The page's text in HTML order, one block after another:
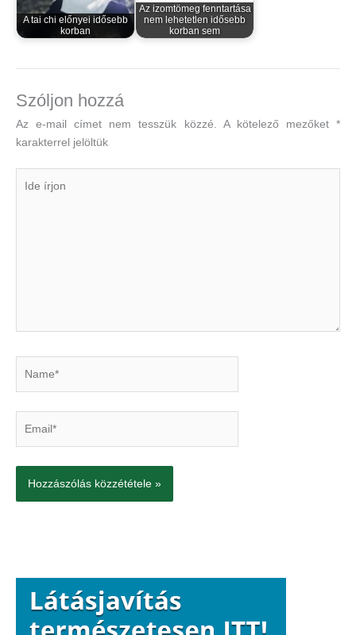
A tai chi előnyei idősebb
korban
Az izomtömeg fenntartása
nem lehetetlen idősebb
korban sem
Szóljon hozzá
Az e-mail címet nem tesszük közzé. A kötelező mezőket*
karakterrel jelöltük